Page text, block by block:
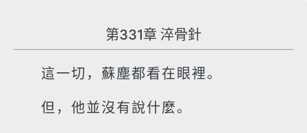
第331章 淬骨針
這一切，蘇塵都看在眼裡。
但，他並沒有說什麼。